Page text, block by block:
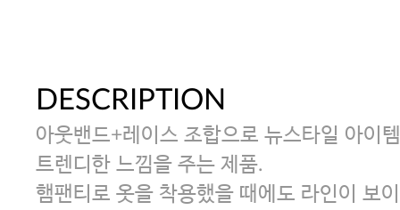
DESCRIPTION
아웃밴드+레이스 조합으로 뉴스타일 아이
트렌디한 느낌을 주는 제품.
햄팬티로 옷을 착용했을 때에도 라인이 보